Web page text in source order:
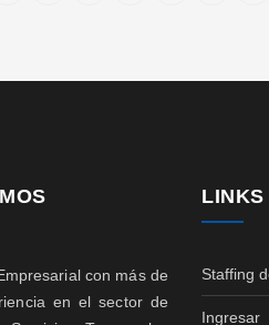
con más de
en el sector de
LINKS
Staffing
Ingresar